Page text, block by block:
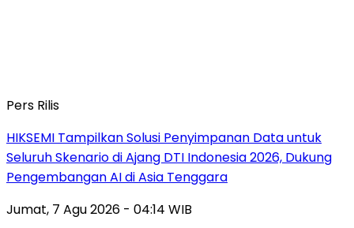
Pers Rilis
HIKSEMI Tampilkan Solusi Penyimpanan Data untuk
Seluruh Skenario di Ajang DTI Indonesia 2026, Dukung
Pengembangan AI di Asia Tenggara
Jumat, 7 Agu 2026 - 04:14 WIB